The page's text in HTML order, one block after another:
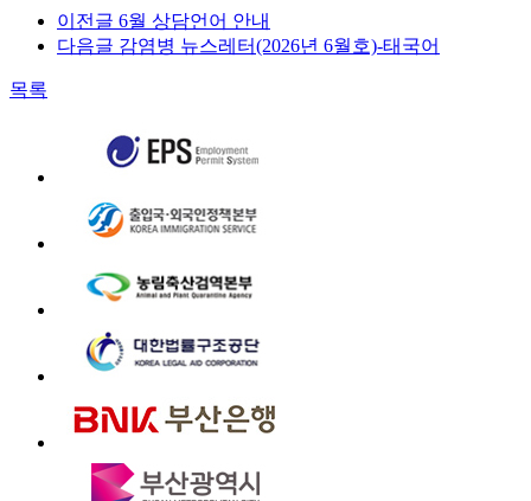
이전글 6월 상담언어 안내
다음글 감염병 뉴스레터(2026년 6월호)-태국어
목록